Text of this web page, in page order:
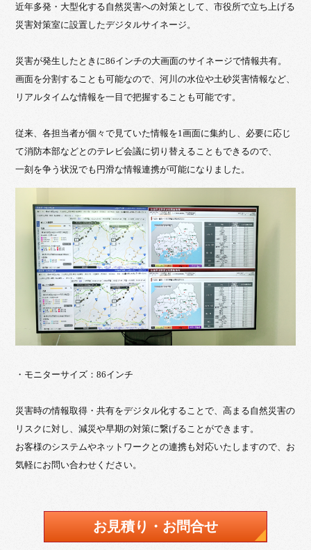
近年多発・大型化する自然災害への対策として、市役所で立ち上げる
災害対策室に設置したデジタルサイネージ。
災害が発生したときに86インチの大画面のサイネージで情報共有。
画面を分割することも可能なので、河川の水位や土砂災害情報など、
リアルタイムな情報を一目で把握することも可能です。
従来、各担当者が個々で見ていた情報を1画面に集約し、必要に応じ
て消防本部などとのテレビ会議に切り替えることもできるので、
一刻を争う状況でも円滑な情報連携が可能になりました。
・モニターサイズ：86インチ
災害時の情報取得・共有をデジタル化することで、高まる自然災害の
リスクに対し、減災や早期の対策に繋げることができます。
お客様のシステムやネットワークとの連携も対応いたしますので、お
気軽にお問い合わせください。
お見積り・お問合せ